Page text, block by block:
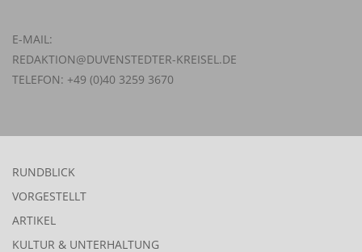
E-MAIL:
REDAKTION@DUVENSTEDTER-KREISEL.DE
TELEFON: +49 (0)40 3259 3670
RUNDBLICK
VORGESTELLT
ARTIKEL
KULTUR & UNTERHALTUNG